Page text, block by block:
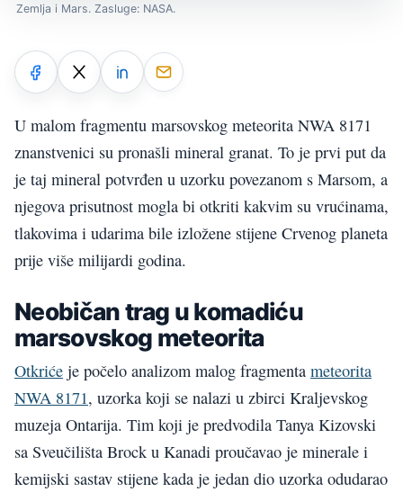
Zemlja i Mars. Zasluge: NASA.
U malom fragmentu marsovskog meteorita NWA 8171
znanstvenici su pronašli mineral granat. To je prvi put da
je taj mineral potvrđen u uzorku povezanom s Marsom, a
njegova prisutnost mogla bi otkriti kakvim su vrućinama,
tlakovima i udarima bile izložene stijene Crvenog planeta
prije više milijardi godina.
Neobičan trag u komadiću
marsovskog meteorita
Otkriće je počelo analizom malog fragmenta meteorita
NWA 8171, uzorka koji se nalazi u zbirci Kraljevskog
muzeja Ontarija. Tim koji je predvodila Tanya Kizovski
sa Sveučilišta Brock u Kanadi proučavao je minerale i
kemijski sastav stijene kada je jedan dio uzorka odudarao